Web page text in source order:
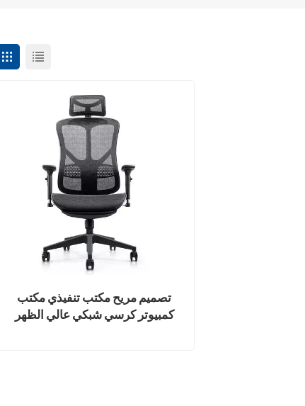
تصميم مريح مكتب تنفيذي مكتب
كمبيوتر كرسي شبكي عالي الظهر